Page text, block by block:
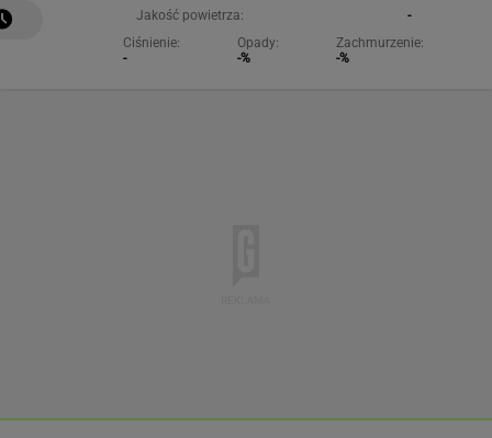
Jakość powietrza:
-
Ciśnienie:
-
Opady:
-%
Zachmurzenie:
-%